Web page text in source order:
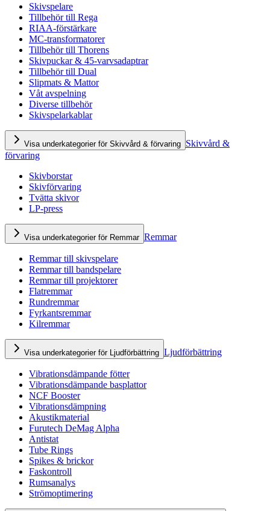
Skivspelare
Tillbehör till Rega
RIAA-förstärkare
MC-transformatorer
Tillbehör till Thorens
Skivpuckar & 45-varvsadaptrar
Tillbehör till Dual
Slipmats & Mattor
Våt avspelning
Diverse tillbehör
Skivspelarkablar
Visa underkategorier för Skivvård & förvaring Skivvård &
förvaring
Skivborstar
Skivförvaring
Tvätta skivor
LP-press
Visa underkategorier för Remmar Remmar
Remmar till skivspelare
Remmar till bandspelare
Remmar till projektorer
Flatremmar
Rundremmar
Fyrkantsremmar
Kilremmar
Visa underkategorier för Ljudförbättring Ljudförbättring
Vibrationsdämpande fötter
Vibrationsdämpande basplattor
NCF Booster
Vibrationsdämpning
Akustikmaterial
Furutech DeMag Alpha
Antistat
Tube Rings
Spikes & brickor
Faskontroll
Rumsanalys
Strömoptimering